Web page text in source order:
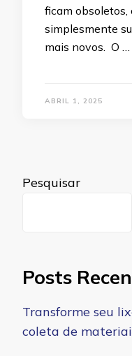
ficam obsoletos,
simplesmente
mais novos. O …
ABRIL 1, 2025
Pesquisar
Posts
Transforme seu
coleta de